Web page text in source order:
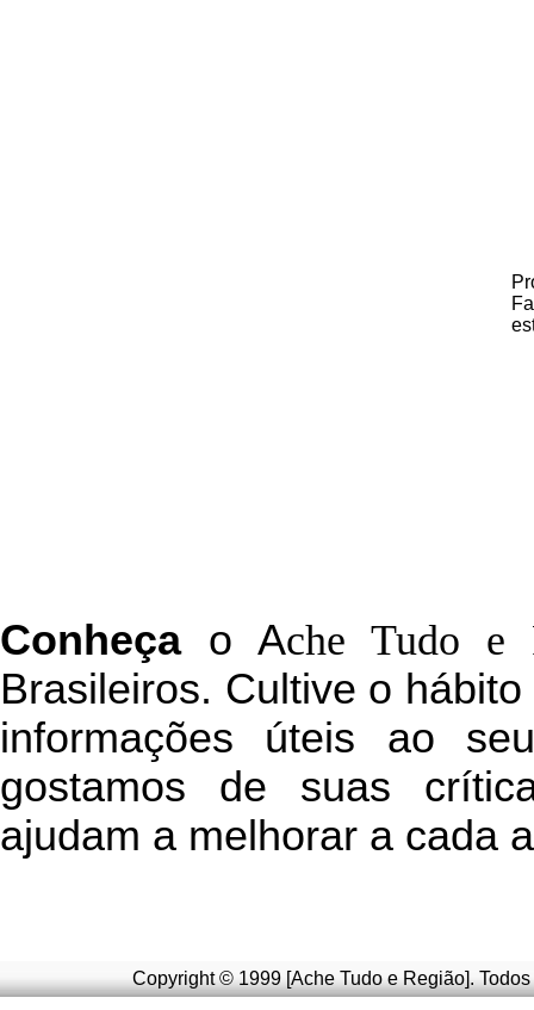
Conheçao Ache Tudo e
Brasileiros. Cultive o
informações úteis ao
gostamos de suas
ajudam a melhorar a cada
Copyright © 1999 [Ache Tudo e Região].